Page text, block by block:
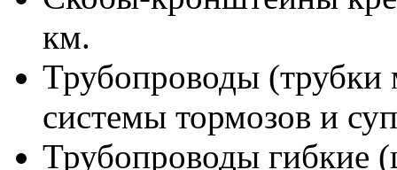
км.
Трубопроводы (трубки
системы тормозов и
Трубопроводы гибкие